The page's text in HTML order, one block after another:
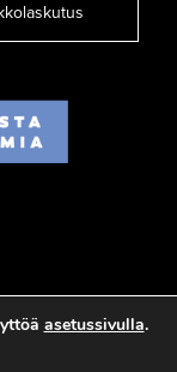
asetussivulla.